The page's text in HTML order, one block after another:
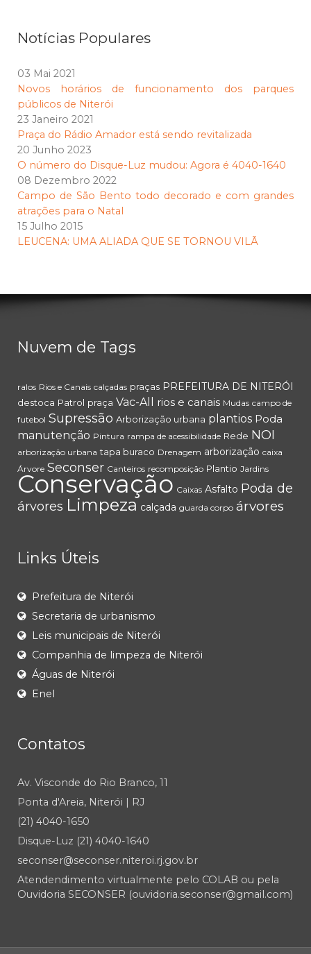
Notícias Populares
03 Mai 2021
Novos horários de funcionamento dos parques
públicos de Niterói
23 Janeiro 2021
Praça do Rádio Amador está sendo revitalizada
20 Junho 2023
O número do Disque-Luz mudou: Agora é 4040-1640
08 Dezembro 2022
Campo de São Bento todo decorado e com grandes
atrações para o Natal
15 Julho 2015
LEUCENA: UMA ALIADA QUE SE TORNOU VILÃ
Nuvem de Tags
ralos Rios e Canais calçadas praças PREFEITURA DE NITERÓI
destoca Patrol praça Vac-All rios e canais Mudas campo de
futebol Supressão Arborização urbana plantios Poda
manutenção Pintura rampa de acessibilidade Rede NOI
arborização urbana tapa buraco Drenagem arborização caixa
Árvore Seconser Canteiros recomposição Plantio Jardins
Conservação Caixas Asfalto Poda de
árvores Limpeza calçada guarda corpo árvores
Links Úteis
Prefeitura de Niterói
Secretaria de urbanismo
Leis municipais de Niterói
Companhia de limpeza de Niterói
Águas de Niterói
Enel
Contatos
Av. Visconde do Rio Branco, 11
Ponta d'Areia, Niterói | RJ
(21) 4040-1650
Disque-Luz (21) 4040-1640
seconser@seconser.niteroi.rj.gov.br
Atendendimento virtualmente pelo COLAB ou pela
Ouvidoria SECONSER (ouvidoria.seconser@gmail.com)